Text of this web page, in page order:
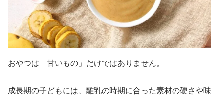
おやつは「甘いもの」だけではありません。
成長期の子どもには、離乳の時期に合った素材の硬さや味